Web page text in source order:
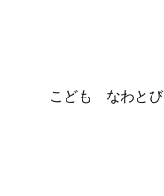
こども なわとび